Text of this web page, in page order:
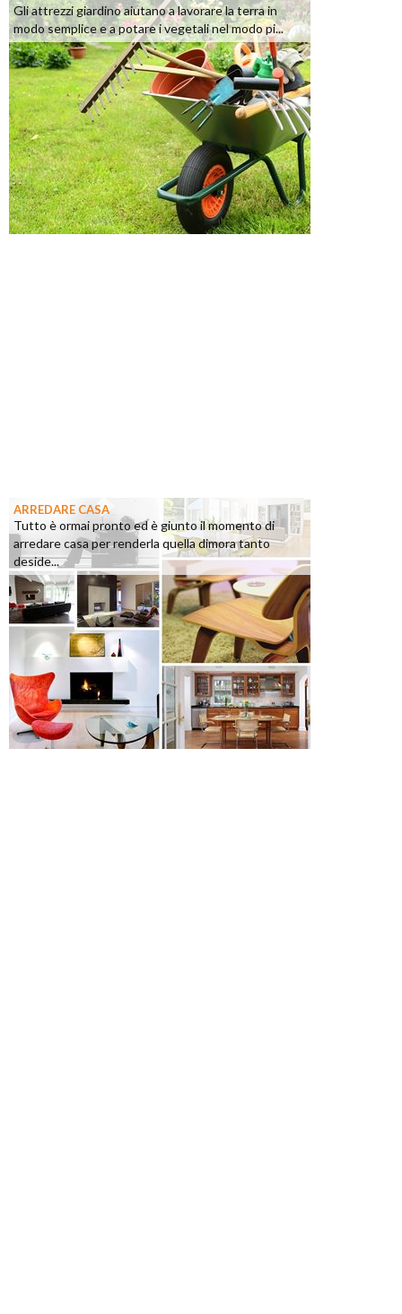
Gli attrezzi giardino aiutano a lavorare la terra in
modo semplice e a potare i vegetali nel modo pi...
ARREDARE CASA
Tutto è ormai pronto ed è giunto il momento di
arredare casa per renderla quella dimora tanto
deside...